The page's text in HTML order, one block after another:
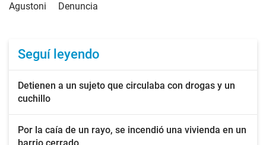
Agustoni
Denuncia
Seguí leyendo
Detienen a un sujeto que circulaba con drogas y un
cuchillo
Por la caía de un rayo, se incendió una vivienda en un